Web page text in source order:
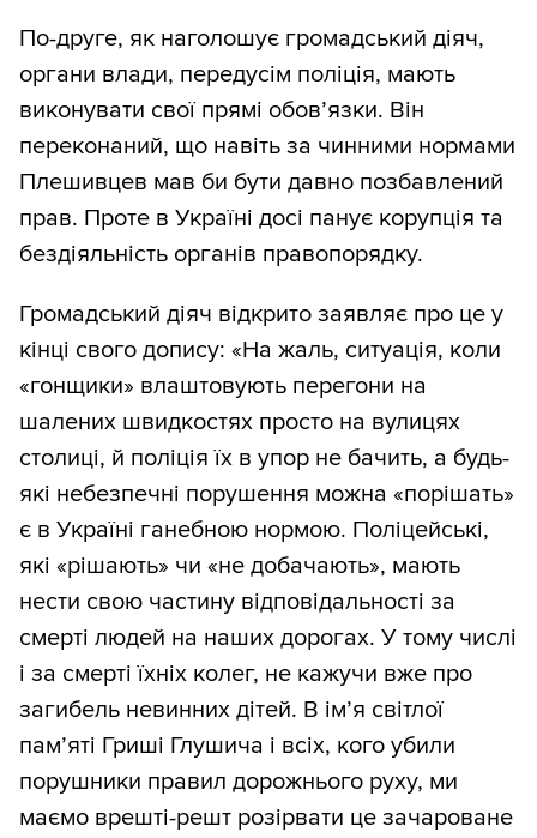
По-друге, як наголошує громадський діяч,
органи влади, передусім поліція, мають
виконувати свої прямі обов’язки. Він
переконаний, що навіть за чинними нормами
Плешивцев мав би бути давно позбавлений
прав. Проте в Україні досі панує корупція та
бездіяльність органів правопорядку.
Громадський діяч відкрито заявляє про це у
кінці свого допису: «На жаль, ситуація, коли
«гонщики» влаштовують перегони на
шалених швидкостях просто на вулицях
столиці, й поліція їх в упор не бачить, а будь-
які небезпечні порушення можна «порішать»
є в Україні ганебною нормою. Поліцейські,
які «рішають» чи «не добачають», мають
нести свою частину відповідальності за
смерті людей на наших дорогах. У тому числі
і за смерті їхніх колег, не кажучи вже про
загибель невинних дітей. В ім’я світлої
пам’яті Гриші Глушича і всіх, кого убили
порушники правил дорожнього руху, ми
маємо врешті-решт розірвати це зачароване